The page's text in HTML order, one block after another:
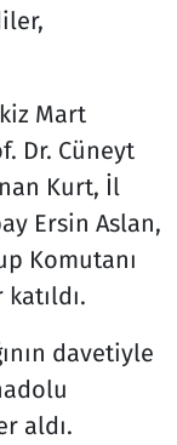
Mart
Dr. Cüneyt
Kurt, İl
Ersin Aslan,
Komutanı
davetiyle
aldı.